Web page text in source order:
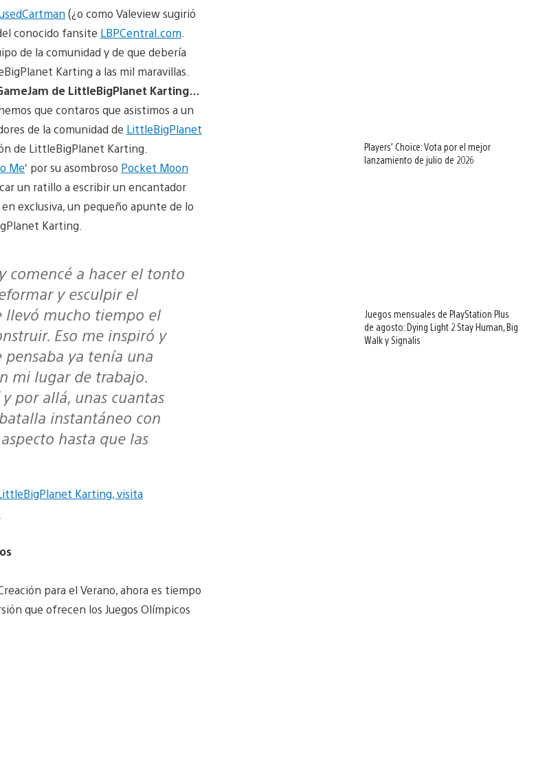
(¿o como Valeview sugirió
conocido fansite LBPCentral.com
de la comunidad y de que debería
Karting a las mil maravillas.
de LittleBigPlanet Karting…
que contaros que asistimos a un
de la comunidad de LittleBigPlanet
de LittleBigPlanet Karting.
Me‘ por su asombroso Pocket Moon
un ratillo a escribir un encantador
exclusiva, un pequeño apunte de lo
Karting.
y esculpir el
llevó mucho tiempo el
Eso me inspiró y
ya tenía una
mi lugar de trabajo.
por allá, unas cuantas
instantáneo con
hasta que las
Karting, visita
para el Verano, ahora es tiempo
que ofrecen los Juegos Olímpicos
Players’ Choice: Vota por el mejor
lanzamiento de julio de 2026
Juegos mensuales de PlayStation Plus
de agosto: Dying Light 2 Stay Human, Big
Walk y Signalis